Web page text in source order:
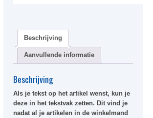
Beschrijving
Aanvullende informatie
Beschrijving
Als je tekst op het artikel wenst, kun je
deze in het tekstvak zetten. Dit vind je
nadat al je artikelen in de winkelmand